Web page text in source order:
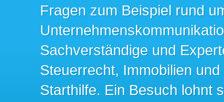
Fragen zum Beispiel rund
Sachverständige und
Steuerrecht, Immobilien
Starthilfe. Ein Besuch lohnt